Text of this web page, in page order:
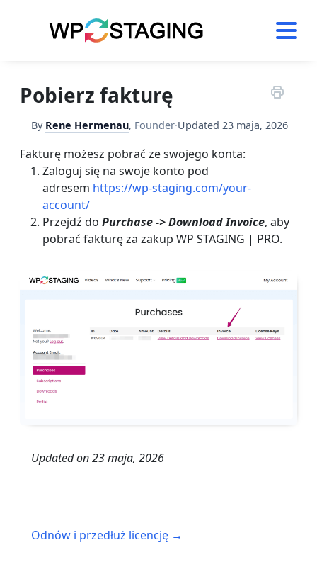
Pobierz fakturę
By Rene Hermenau, Founder·Updated 23 maja, 2026
Fakturę możesz pobrać ze swojego konta:
Zaloguj się na swoje konto pod
adresem https://wp-staging.com/your-
account/
Przejdź do Purchase -> Download Invoice, aby
pobrać fakturę za zakup WP STAGING | PRO.
Updated on23 maja, 2026
navigation
Odnów i przedłuż licencję →